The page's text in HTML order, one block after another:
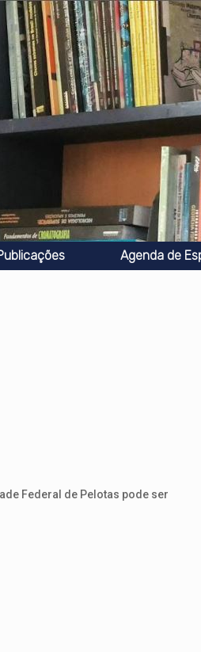
Agenda de
Federal de Pelotas pode ser